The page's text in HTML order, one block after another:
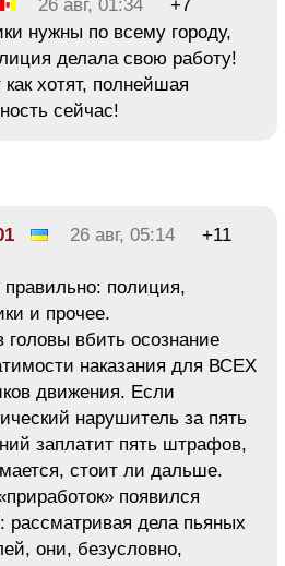
26 авг, 01:34
+7
нужны по всему городу,
делала свою работу!
хотят, полнейшая
сейчас!
26 авг, 05:14 +11
правильно: полиция,
и прочее.
головы вбить осознание
наказания для ВСЕХ
движения. Если
нарушитель за пять
заплатит пять штрафов,
стоит ли дальше.
появился
рассматривая дела пьяных
они, безусловно,